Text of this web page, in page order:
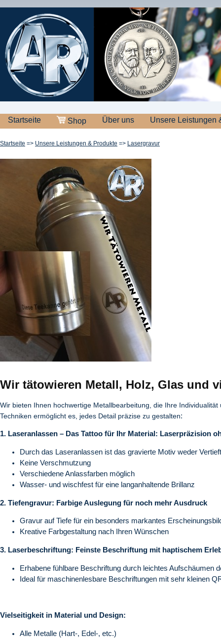
Startseite Shop Über uns Unsere Leistungen
Startseite => Unsere Leistungen & Produkte => Lasergravur
Wir tätowieren Metall, Holz, Glas und
Wir bieten Ihnen hochwertige Metallbearbeitung, die Ihre
Techniken ermöglicht es, jedes Detail präzise zu gestalten:
1. Laseranlassen – Das Tattoo für Ihr Material: Laserpräzision
Durch das Laseranlassen ist das gravierte Motiv weder
Keine Verschmutzung
Verschiedene Anlassfarben möglich
Wasser- und wischfest für eine langanhaltende Brillanz
2. Tiefengravur: Farbige Auslegung für noch mehr Ausdruck
Gravur auf Tiefe für ein besonders markantes
Kreative Farbgestaltung nach Ihren Wünschen
3. Laserbeschriftung: Feinste Beschriftung mit haptischem
Erhabene fühlbare Beschriftung durch leichtes Aufschäumen
Ideal für maschinenlesbare Beschriftungen mit sehr kleinen
Vielseitigkeit in Material und Design:
Alle Metalle (Hart-, Edel-, etc.)